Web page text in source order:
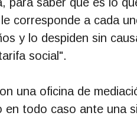
corresponde a cada
y lo despiden sin
social".
una oficina de
en todo caso ante una